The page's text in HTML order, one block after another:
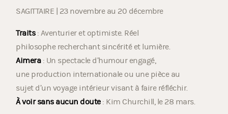
SAGITTAIRE | 23 novembre au 20 décembre
Traits: Aventurier et optimiste. Réel
philosophe recherchant sincérité et lumière.
Aimera: Un spectacle d’humour engagé,
une production internationale ou une pièce au
sujet d’un voyage intérieur visant à faire réfléchir.
À voir sans aucun doute: Kim Churchill, le 28 mars.